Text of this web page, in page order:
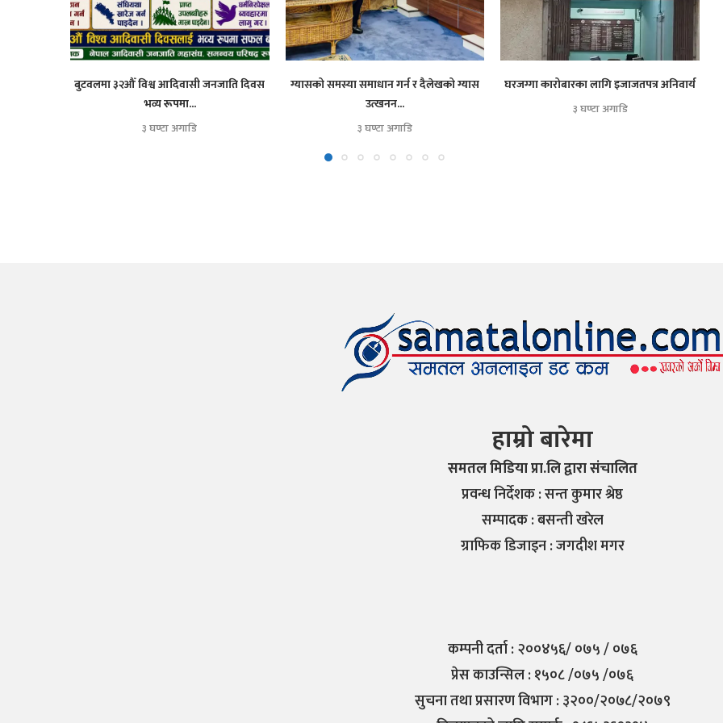
बुटवलमा ३२औँ विश्व आदिवासी जनजाति दिवस
भव्य रूपमा...
३ घण्टा अगाडि
ग्यासको समस्या समाधान गर्न र दैलेखको ग्यास
उत्खनन...
३ घण्टा अगाडि
घरजग्गा कारोबारका लागि इजाजतपत्र अनिवार्य
३ घण्टा अगाडि
हाम्रो बारेमा
समतल मिडिया प्रा.लि द्वारा संचालित
प्रवन्ध निर्देशक : सन्त कुमार श्रेष्ठ
सम्पादक : बसन्ती खरेल
ग्राफिक डिजाइन : जगदीश मगर
कम्पनी दर्ता : २००४५६/ ०७५ / ०७६
प्रेस काउन्सिल : १५०८ /०७५ /०७६
सुचना तथा प्रसारण विभाग : ३२००/२०७८/२०७९